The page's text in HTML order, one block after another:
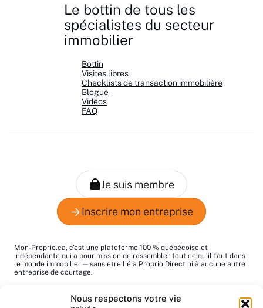
Nous respectons votre vie
Le bottin de tous les
spécialistes du secteur
immobilier
Bottin
Visites libres
Checklists de transaction immobilière
Blogue
Vidéos
FAQ
Mon-Proprio.ca, c’est une plateforme 100 % québécoise et
indépendante qui a pour mission de rassembler tout ce qu’il faut dans
le monde immobilier — sans être lié à Proprio Direct ni à aucune autre
entreprise de courtage.
but : vous aider à trouver les bons pros au bon moment!